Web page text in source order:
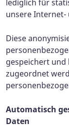
lediglich für
unsere Internet-
Diese
gespeichert und
zugeordnet
Automatisch
Daten